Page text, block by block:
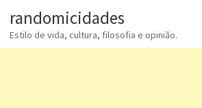
randomicidades
Estilo de vida, cultura, filosofia e opinião.